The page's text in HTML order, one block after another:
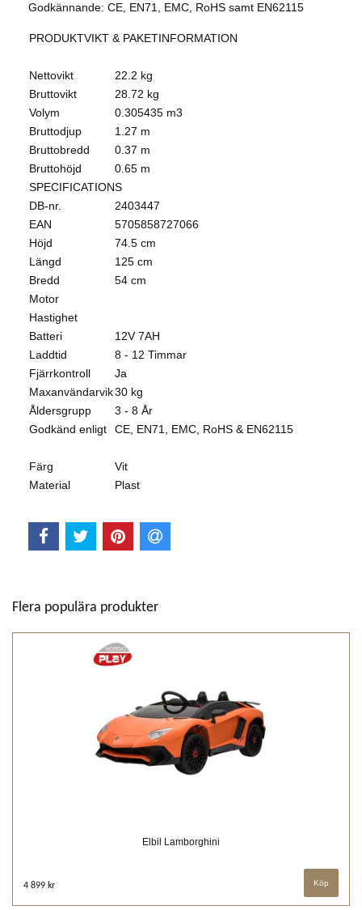
Godkännande: CE, EN71, EMC, RoHS samt EN62115
PRODUKTVIKT & PAKETINFORMATION
Nettovikt
22.2 kg
Bruttovikt
28.72 kg
Volym
0.305435 m3
Bruttodjup
1.27 m
Bruttobredd
0.37 m
Bruttohöjd
0.65 m
SPECIFICATIONS
DB-nr.
2403447
EAN
5705858727066
Höjd
74.5 cm
Längd
125 cm
Bredd
54 cm
Motor
Hastighet
Batteri
12V 7AH
Laddtid
8 - 12 Timmar
Fjärrkontroll
Ja
Maxanvändarvik30 kg
Åldersgrupp
3 - 8 År
Godkänd enligt
CE, EN71, EMC, RoHS & EN62115
Färg
Vit
Material
Plast
Flera populära produkter
Elbil Lamborghini
4 899 kr